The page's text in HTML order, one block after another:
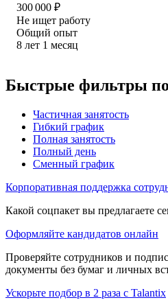
300 000 ₽
Не ищет работу
Общий опыт
8 лет 1 месяц
Быстрые фильтры
Частичная занятость
Гибкий график
Полная занятость
Полный день
Сменный график
Корпоративная поддержка
Какой соцпакет вы предлагаете
Оформляйте кандидатов онлайн
Проверяйте сотрудников и
документы без бумаг и личных
Ускорьте подбор в 2 раза с Talantix